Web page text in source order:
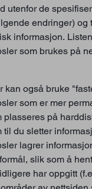
utenfor de
endringer) og
informasjon.
som brukes på
kan også bruke
som er mer
plasseres på
til du sletter
lagrer
slik som å
har oppgitt